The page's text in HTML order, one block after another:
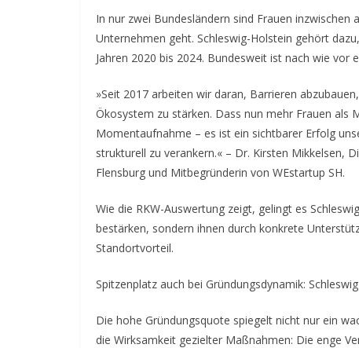
In nur zwei Bundesländern sind Frauen
Unternehmen geht. Schleswig-Holstein gehört
Jahren 2020 bis 2024. Bundesweit ist nach wie vor
»Seit 2017 arbeiten wir daran, Barrieren
Ökosystem zu stärken. Dass nun mehr Frauen als
Momentaufnahme – es ist ein sichtbarer Erfolg
strukturell zu verankern.« – Dr. Kirsten Mikkelsen,
Flensburg und Mitbegründerin von WEstartup SH.
Wie die RKW-Auswertung zeigt, gelingt es
bestärken, sondern ihnen durch konkrete
Standortvorteil.
Spitzenplatz auch bei Gründungsdynamik:
Die hohe Gründungsquote spiegelt nicht nur ein
die Wirksamkeit gezielter Maßnahmen: Die enge